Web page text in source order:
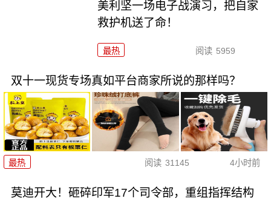
美利坚一场电子战演习，把自家
救护机送了命！
最热 阅读 5959
双十一现货专场真如平台商家所说的那样吗？
最热 阅读 31145 4小时前
莫迪开大！砸碎印军17个司令部，重组指挥结构